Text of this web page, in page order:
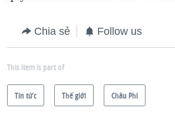
Chia sẻ Follow us
This item is part of
Tin tức Thế giới Châu Phi